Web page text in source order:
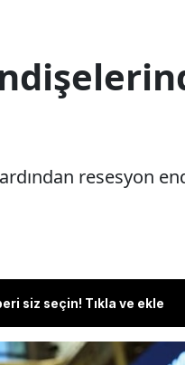
resesyon
siz seçin! Tıkla ve ekle